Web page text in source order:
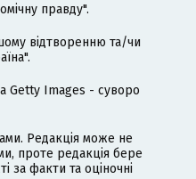
правду".
відтворенню та/чи
Getty Images - суворо
Редакція може не
проте редакція бере
за факти та оціночні